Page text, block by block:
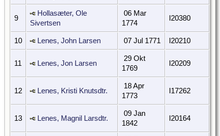
9
Hollasæter, Ole
Sivertsen
06 Mar
1774
I20380
10 Lenes, John Larsen 07 Jul 1771 I20210
11 Lenes, Jon Larsen
29 Okt
1769
I20209
12 Lenes, Kristi Knutsdtr.
18 Apr
1773
I17262
13 Lenes, Magnil Larsdtr.
09 Jan
1842
I20164